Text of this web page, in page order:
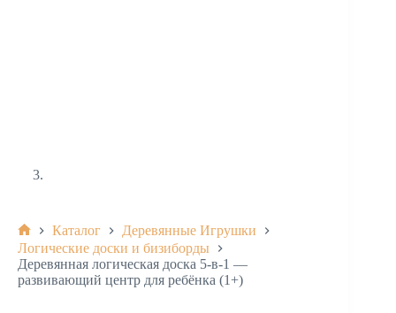
Каталог
Деревянные Игрушки
Логические доски и бизиборды
Деревянная логическая доска 5-в-1 —
развивающий центр для ребёнка (1+)